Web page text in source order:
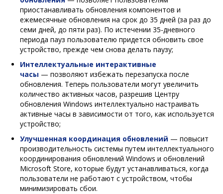
приостанавливать обновления компонентов и
ежемесячные обновления на срок до 35 дней (за раз до
семи дней, до пяти раз). По истечении 35-дневного
периода пауз пользователю придется обновить свое
устройство, прежде чем снова делать паузу;
Интеллектуальные интерактивные
часы — позволяют избежать перезапуска после
обновления. Теперь пользователи могут увеличить
количество активных часов, разрешив Центру
обновления Windows интеллектуально настраивать
активные часы в зависимости от того, как используется
устройство;
Улучшенная координация обновлений — повысит
производительность системы путем интеллектуального
координирования обновлений Windows и обновлений
Microsoft Store, которые будут устанавливаться, когда
пользователи не работают с устройством, чтобы
минимизировать сбои.